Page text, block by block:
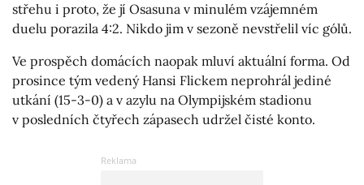
střehu i proto, že jí Osasuna v minulém vzájemném
duelu porazila 4:2. Nikdo jim v sezoně nevstřelil víc gólů.
Ve prospěch domácích naopak mluví aktuální forma. Od
prosince tým vedený Hansi Flickem neprohrál jediné
utkání (15-3-0) a v azylu na Olympijském stadionu
v posledních čtyřech zápasech udržel čisté konto.